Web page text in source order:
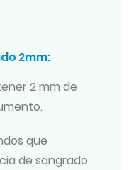
2mm:
2 mm de
que
de sangrado